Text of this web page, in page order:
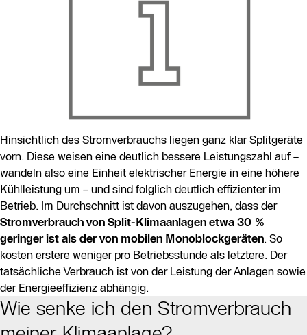
Hinsichtlich des Stromverbrauchs liegen ganz klar Splitgeräte
vorn. Diese weisen eine deutlich bessere Leistungszahl auf –
wandeln also eine Einheit elektrischer Energie in eine höhere
Kühlleistung um – und sind folglich deutlich effizienter im
Betrieb. Im Durchschnitt ist davon auszugehen, dass der
Stromverbrauch von Split-Klimaanlagen etwa 30 %
geringer ist als der von mobilen Monoblockgeräten. So
kosten erstere weniger pro Betriebsstunde als letztere. Der
tatsächliche Verbrauch ist von der Leistung der Anlagen sowie
der Energieeffizienz abhängig.
Wie senke ich den Stromverbrauch